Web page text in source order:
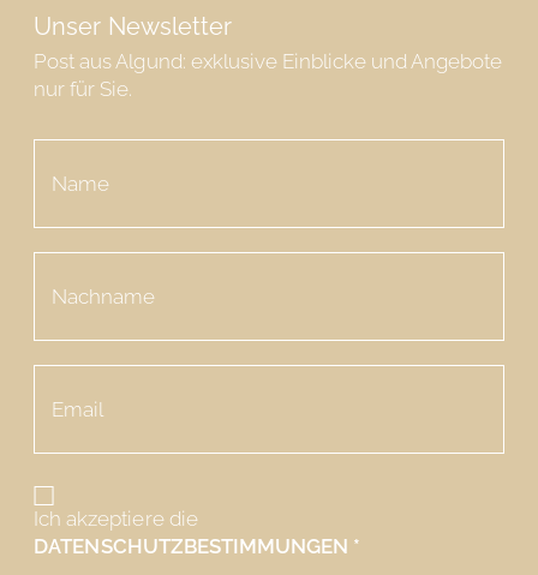
Unser Newsletter
Post aus Algund: exklusive Einblicke und Angebote
nur für Sie.
Ich akzeptiere die
DATENSCHUTZBESTIMMUNGEN *